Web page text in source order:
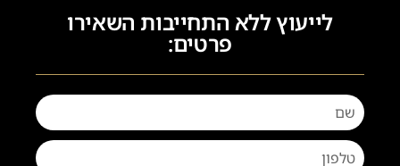
לייעוץ ללא התחייבות השאירו
פרטים: